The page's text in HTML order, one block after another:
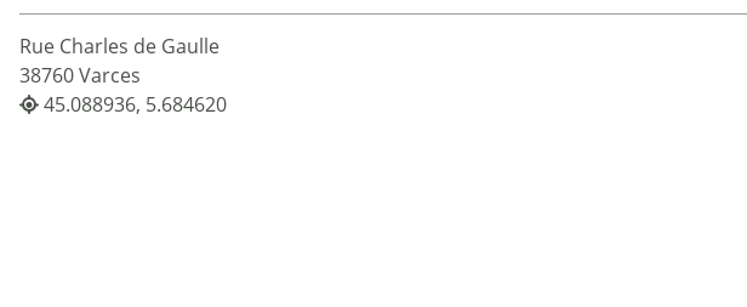
Rue Charles de Gaulle
38760 Varces
45.088936, 5.684620